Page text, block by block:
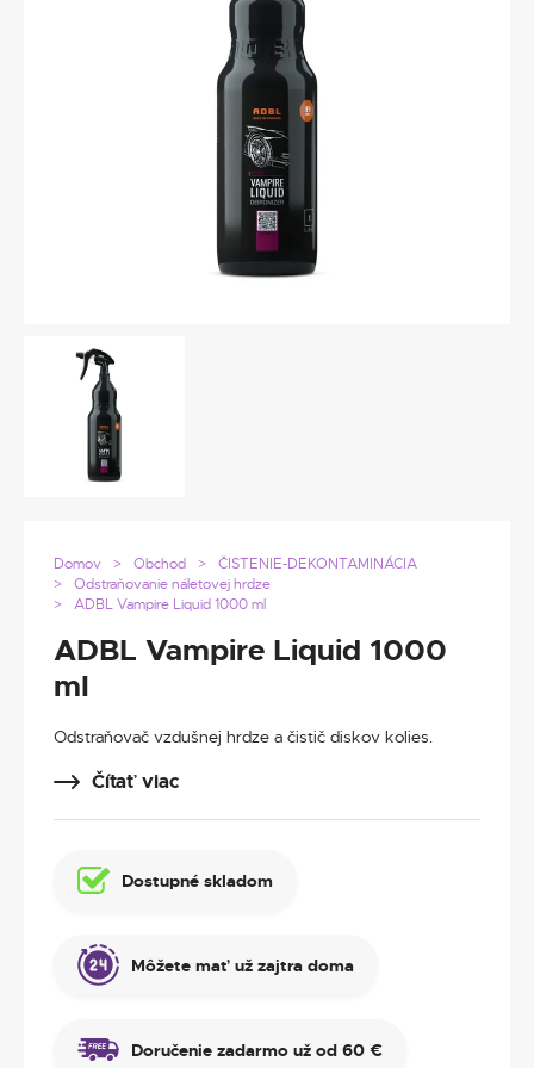
Domov Obchod
ČISTENIE-DEKONTAMINÁCIA
Odstraňovanie náletovej hrdze
ADBL Vampire Liquid 1000 ml
ADBL Vampire Liquid 1000
ml
Odstraňovač vzdušnej hrdze a čistič diskov kolies.
Čítať viac
Dostupné skladom
Môžete mať už zajtra doma
Doručenie zadarmo už od 60 €